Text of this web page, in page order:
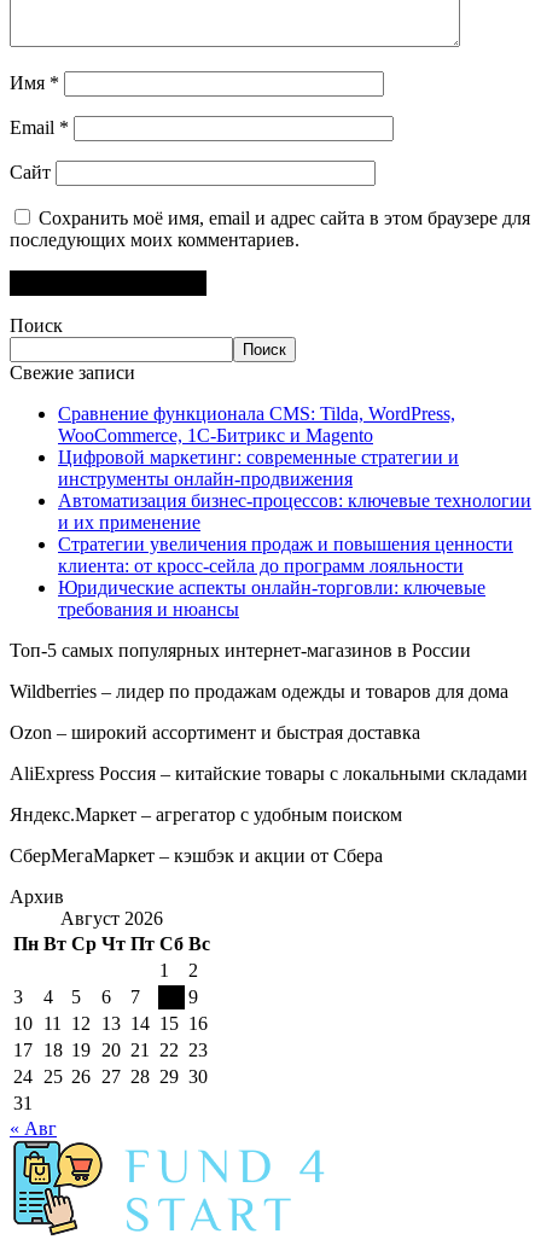
Имя *
Email *
Сайт
Сохранить моё имя, email и адрес сайта в этом браузере для
последующих моих комментариев.
Поиск
Поиск
Свежие записи
Сравнение функционала CMS: Tilda, WordPress,
WooCommerce, 1C-Битрикс и Magento
Цифровой маркетинг: современные стратегии и
инструменты онлайн-продвижения
Автоматизация бизнес-процессов: ключевые технологии
и их применение
Стратегии увеличения продаж и повышения ценности
клиента: от кросс-сейла до программ лояльности
Юридические аспекты онлайн-торговли: ключевые
требования и нюансы
Топ-5 самых популярных интернет-магазинов в России
Wildberries – лидер по продажам одежды и товаров для дома
Ozon – широкий ассортимент и быстрая доставка
AliExpress Россия – китайские товары с локальными складами
Яндекс.Маркет – агрегатор с удобным поиском
СберМегаМаркет – кэшбэк и акции от Сбера
Архив
Август 2026
Пн Вт Ср Чт Пт Сб Вс
1
2
3
4 5 6 7
9
10 11 12 13 14 15 16
17 18 19 20 21 22 23
24 25 26 27 28 29 30
31
« Авг